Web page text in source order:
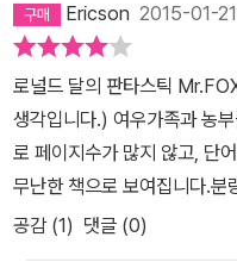
Ericson 2015-01-21
로널드 달의 판타스틱
생각입니다.) 여우가족과 농
로 페이지수가 많지 않고, 단
무난한 책으로 보여집니다.분
공감 (1) 댓글 (0)